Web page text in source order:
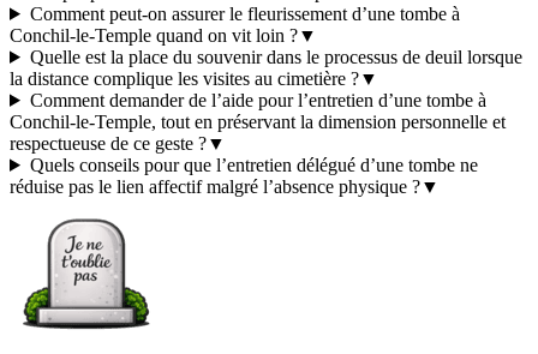
Comment peut-on assurer le fleurissement d’une tombe à
Conchil-le-Temple quand on vit loin ?▼
Quelle est la place du souvenir dans le processus de deuil lorsque
la distance complique les visites au cimetière ?▼
Comment demander de l’aide pour l’entretien d’une tombe à
Conchil-le-Temple, tout en préservant la dimension personnelle et
respectueuse de ce geste ?▼
Quels conseils pour que l’entretien délégué d’une tombe ne
réduise pas le lien affectif malgré l’absence physique ?▼